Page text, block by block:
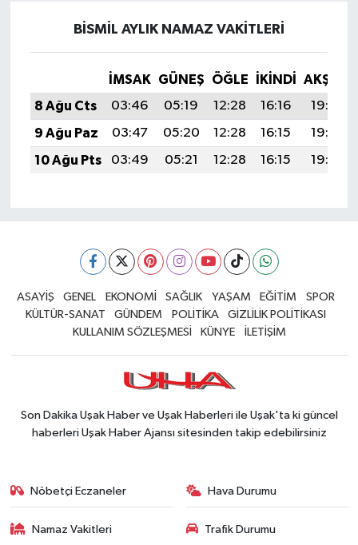
BISMIL AYLIK NAMAZ VAKITLERI
İMSAK GÜNEŞ ÖĞLE İKINDI
AKŞAM
8 Ağu Cts
03:46 05:19 12:28 16:16
19:27
9 Ağu Paz
03:47 05:20 12:28 16:15
19:26
10 Ağu Pts
03:49 05:21 12:28 16:15 19:25
ASAYİŞ GENEL EKONOMİ SAĞLIK YAŞAM EĞİTİM
SPOR
KÜLTÜR-SANAT
GÜNDEM POLİTİKA
GİZLİLİK POLİTİKASI
KULLANIM SÖZLEŞMESİ
KÜNYE İLETİŞİM
Son Dakika Uşak Haber ve Uşak Haberleri ile Uşak'ta ki güncel
haberleri Uşak Haber Ajansı sitesinden takip edebilirsiniz
Nöbetçi Eczaneler Hava Durumu
Namaz Vakitleri Trafik Durumu
Yerel